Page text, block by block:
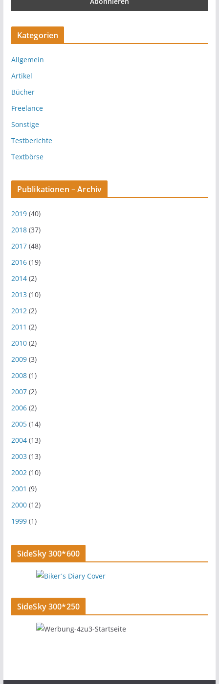
Kategorien
Allgemein
Artikel
Bücher
Freelance
Sonstige
Testberichte
Textbörse
Publikationen – Archiv
2019(40)
2018(37)
2017(48)
2016(19)
2014(2)
2013 (10)
2012(2)
2011 (2)
2010(2)
2009(3)
2008(1)
2007(2)
2006(2)
2005(14)
2004(13)
2003 (13)
2002(10)
2001 (9)
2000(12)
1999(1)
SideSky 300*600
SideSky 300*250